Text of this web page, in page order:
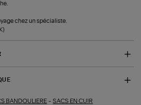
chez un spécialiste.
BANDOULIERE -SACS EN CUIR